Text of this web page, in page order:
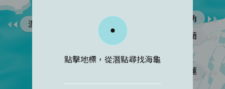
目擊回報
支持我們
聯絡我們 ——
東北角
澎湖
宜蘭
花蓮
點擊地標，從潛點尋找海龜
體型
背甲花紋